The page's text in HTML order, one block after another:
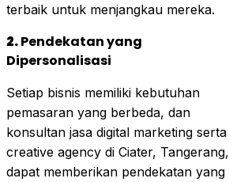
terbaik untuk menjangkau mereka.
2.Pendekatan yang
Dipersonalisasi
Setiap bisnis memiliki kebutuhan
pemasaran yang berbeda, dan
konsultan jasa digital marketing serta
creative agency di Ciater, Tangerang,
dapat memberikan pendekatan yang